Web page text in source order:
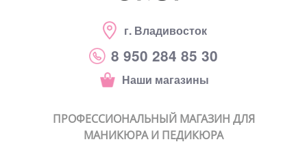
г. Владивосток
8 950 284 85 30
Наши магазины
ПРОФЕССИОНАЛЬНЫЙ МАГАЗИН ДЛЯ
МАНИКЮРА И ПЕДИКЮРА